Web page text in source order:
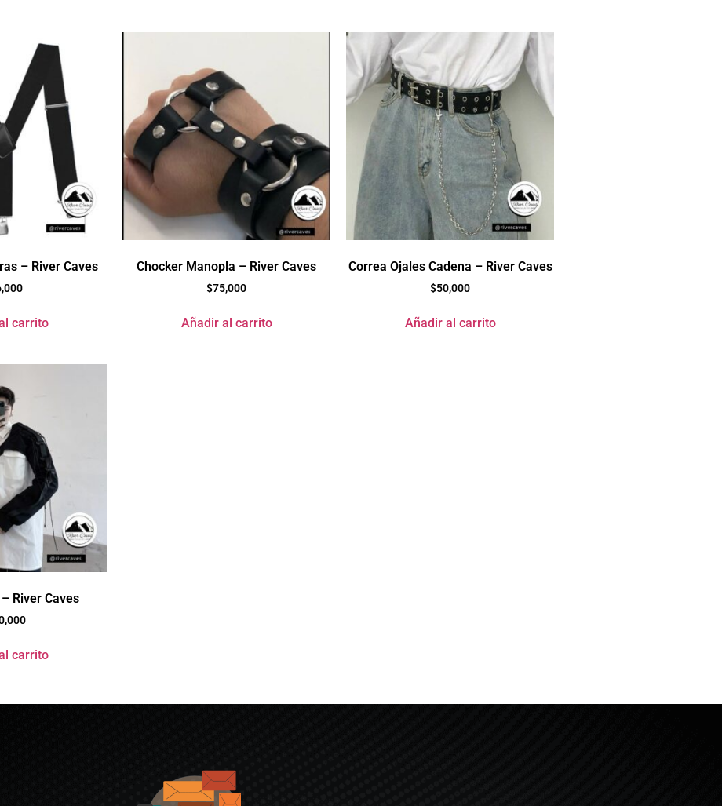
– River Caves
carrito
Chocker Manopla – River Caves
$75,000
Añadir al carrito
Correa Ojales Cadena – River Caves
$50,000
Añadir al carrito
River Caves
carrito